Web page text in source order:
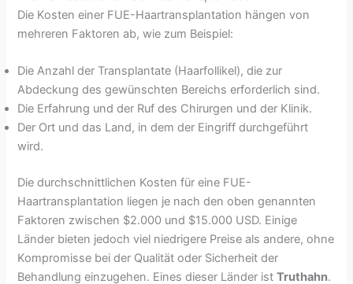
Die Kosten einer FUE-Haartransplantation hängen von
mehreren Faktoren ab, wie zum Beispiel:
Die Anzahl der Transplantate (Haarfollikel), die zur
Abdeckung des gewünschten Bereichs erforderlich sind.
Die Erfahrung und der Ruf des Chirurgen und der Klinik.
Der Ort und das Land, in dem der Eingriff durchgeführt
wird.
Die durchschnittlichen Kosten für eine FUE-
Haartransplantation liegen je nach den oben genannten
Faktoren zwischen $2.000 und $15.000 USD. Einige
Länder bieten jedoch viel niedrigere Preise als andere, ohne
Kompromisse bei der Qualität oder Sicherheit der
Behandlung einzugehen. Eines dieser Länder istTruthahn.